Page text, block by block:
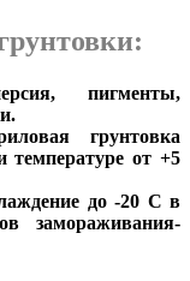
пигменты,
грунтовка
температуре от +5
до -20 С в
замораживания-